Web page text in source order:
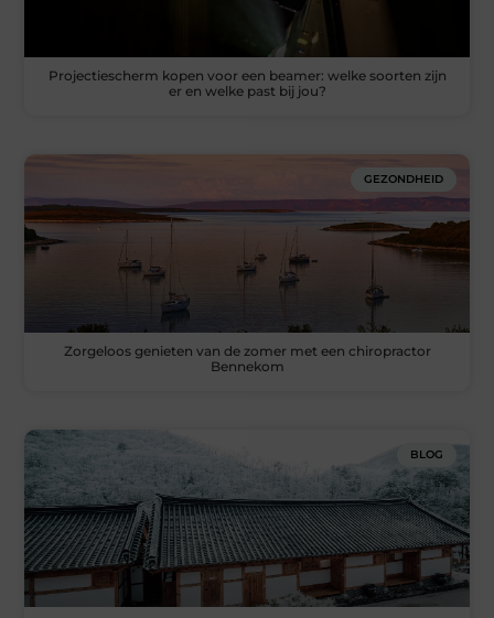
Projectiescherm kopen voor een beamer: welke soorten zijn
er en welke past bij jou?
GEZONDHEID
Zorgeloos genieten van de zomer met een chiropractor
Bennekom
BLOG